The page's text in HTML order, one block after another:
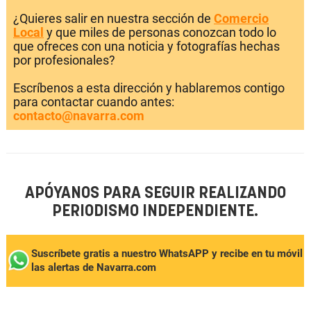
¿Quieres salir en nuestra sección de Comercio
Local y que miles de personas conozcan todo lo
que ofreces con una noticia y fotografías hechas
por profesionales?
Escríbenos a esta dirección y hablaremos contigo
para contactar cuando antes:
contacto@navarra.com
APÓYANOS PARA SEGUIR REALIZANDO
PERIODISMO INDEPENDIENTE.
Suscríbete gratis a nuestro WhatsAPP y recibe en tu móvil
las alertas de Navarra.com